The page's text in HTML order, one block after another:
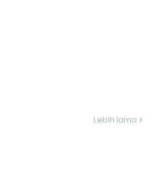
Lebih lama